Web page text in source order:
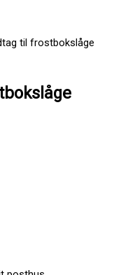
til frostbokslåge